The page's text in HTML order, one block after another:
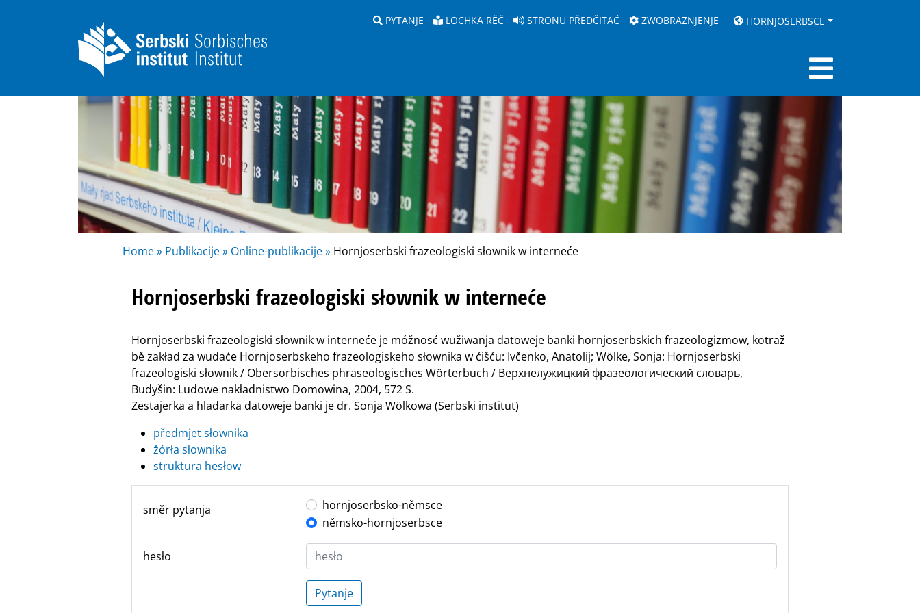
PYTANJE LOCHKA RĚČ STRONU PŘEDČITAĆ ZWOBRAZNJENJE HORNJOSERBSCE
Home » Publikacije » Online-publikacije » Hornjoserbski frazeologiski słownik w interneće
Hornjoserbski frazeologiski słownik w interneće
Hornjoserbski frazeologiski słownik w interneće je móžnosć wužiwanja datoweje banki hornjoserbskich frazeologizmow, kotraž
bě zakład za wudaće Hornjoserbskeho frazeologiskeho słownika w ćišću: Ivčenko, Anatolij; Wölke, Sonja: Hornjoserbski
frazeologiski słownik / Obersorbisches phraseologisches Wörterbuch / Верхнелужицкий фразеологический словарь,
Budyšin: Ludowe nakładnistwo Domowina, 2004, 572 S.
Zestajerka a hladarka datoweje banki je dr. Sonja Wölkowa (Serbski institut)
předmjet słownika
žórła słownika
struktura hesłow
směr pytanja
hornjoserbsko-němsce
němsko-hornjoserbsce
hesło
Pytanje